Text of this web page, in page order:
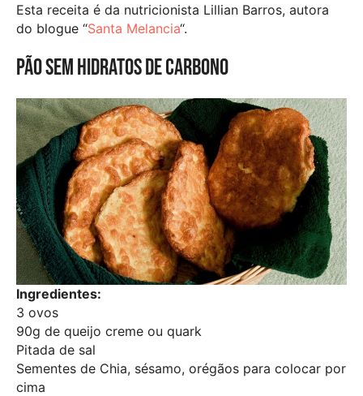
Esta receita é da nutricionista Lillian Barros, autora
do blogue “Santa Melancia“.
Pão sem hidratos de carbono
Ingredientes:
3 ovos
90g de queijo creme ou quark
Pitada de sal
Sementes de Chia, sésamo, orégãos para colocar por
cima